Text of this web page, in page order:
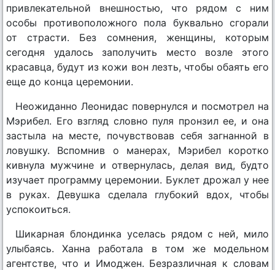
привлекательной внешностью, что рядом с ним
особы противоположного пола буквально сгорали
от страсти. Без сомнения, женщины, которым
сегодня удалось заполучить место возле этого
красавца, будут из кожи вон лезть, чтобы обаять его
еще до конца церемонии.
Неожиданно Леонидас повернулся и посмотрел на
Мэрибел. Его взгляд словно пуля пронзил ее, и она
застыла на месте, почувствовав себя загнанной в
ловушку. Вспомнив о манерах, Мэрибел коротко
кивнула мужчине и отвернулась, делая вид, будто
изучает программу церемонии. Буклет дрожал у нее
в руках. Девушка сделала глубокий вдох, чтобы
успокоиться.
Шикарная блондинка уселась рядом с ней, мило
улыбаясь. Ханна работала в том же модельном
агентстве, что и Имоджен. Безразличная к словам